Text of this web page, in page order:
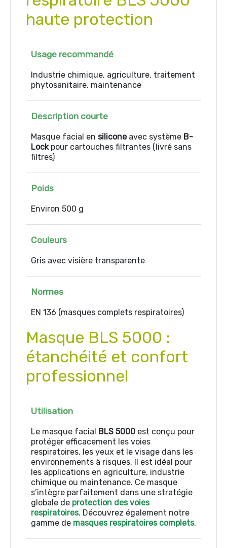
haute protection
Usage recommandé
Industrie chimique, agriculture, traitement
phytosanitaire, maintenance
Description courte
Masque facial en siliconeavec système B-
Lockpour cartouches filtrantes (livré sans
filtres)
Poids
Environ 500 g
Couleurs
Gris avec visière transparente
Normes
EN 136 (masques complets respiratoires)
Masque BLS 5000 :
étanchéité et confort
professionnel
Utilisation
Le masque facial BLS 5000 est conçu pour
protéger efficacement les voies
respiratoires, les yeux et le visage dans les
environnements à risques. Il est idéal pour
les applications en agriculture, industrie
chimique ou maintenance. Ce masque
s’intègre parfaitement dans une stratégie
globale de protection des voies
respiratoires. Découvrez également notre
gamme de masques respiratoires complets.